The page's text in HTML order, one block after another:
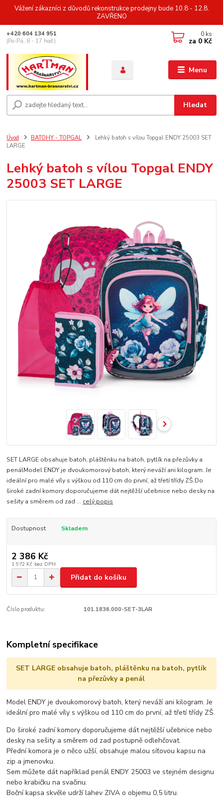
Vážení zákazníci z důvodů rekonstrukce prodejny bude 10.8 - 12.8.
ZAVŘENO
Menu
Hledat
+420 604 134 951
(Po-Pá, 8 - 17 hod.)
0 ks
za 0 Kč
Úvod BATOHY - TOPGAL
Lehký batoh s vílou Topgal ENDY 25003 SET
LARGE
Lehký batoh s vílou Topgal ENDY
25003 SET LARGE
SET LARGE obsahuje batoh, pláštěnku na batoh, pytlík na přezůvky a
penálModel ENDY je dvoukomorový batoh, který neváží ani kilogram. Je
ideální pro malé víly s výškou od 110 cm do první, až třetí třídy ZŠ.Do
široké zadní komory doporučujeme dát nejtěžší učebnice nebo desky na
sešity a směrem od zad ... celý popis
Dostupnost Skladem
2 386 Kč
1 972 Kč bez DPH
Přidat do košíku
Číslo produktu: 101.1836.000-SET-3LAR
Kompletní specifikace
SET LARGE obsahuje batoh, pláštěnku na batoh, pytlík
na přezůvky a penál
Model ENDY je dvoukomorový batoh, který neváží ani kilogram. Je
ideální pro malé víly s výškou od 110 cm do první, až třetí třídy ZŠ.
Do široké zadní komory doporučujeme dát nejtěžší učebnice nebo
desky na sešity a směrem od zad postupně odlehčovat.
Přední komora je o něco užší, obsahuje malou síťovou kapsu na
zip a jmenovku.
Sem můžete dát například penál ENDY 25003 ve stejném designu
nebo krabičku na svačinu.
Boční kapsa skvěle udrží lahev ZIVA o objemu 0,5 litru.